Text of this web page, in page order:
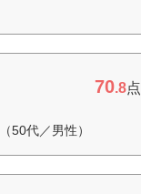
70.8点
50代／男性）